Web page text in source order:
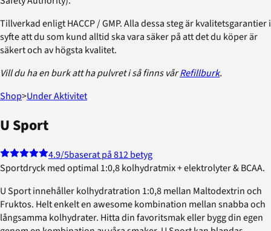
Tillverkad enligt HACCP / GMP. Alla dessa steg är kvalitetsgarantier i
syfte att du som kund alltid ska vara säker på att det du köper är
säkert och av högsta kvalitet.
Vill du ha en burk att ha pulvret i så finns vårRefillburk.
Shop>Under Aktivitet
U Sport
4.9/5baserat på 812 betyg
Sportdryck med optimal 1:0,8 kolhydratmix + elektrolyter & BCAA.
U Sport innehåller kolhydratration 1:0,8 mellan Maltodextrin och
Fruktos. Helt enkelt en awesome kombination mellan snabba och
långsamma kolhydrater. Hitta din favoritsmak eller bygg din egen